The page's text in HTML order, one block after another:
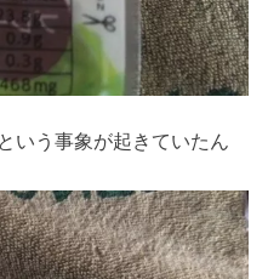
いう事象が起きていたん